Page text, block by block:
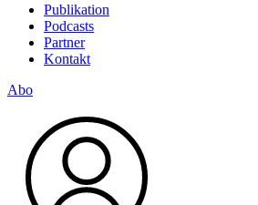
Publikation
Podcasts
Partner
Kontakt
Abo